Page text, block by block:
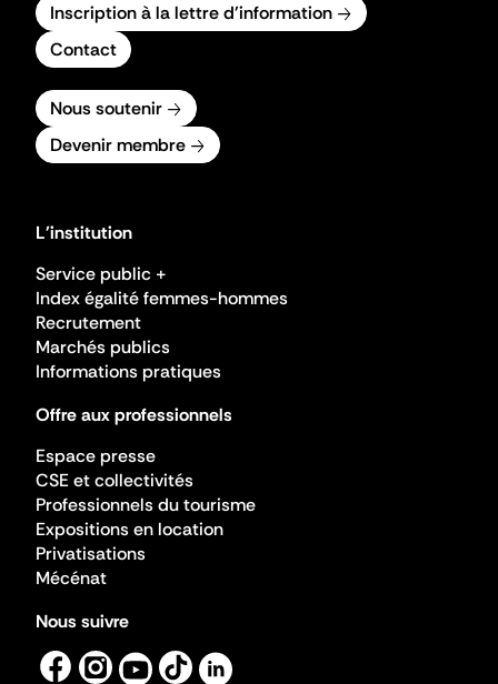
Inscription à la lettre d'information
Contact
Nous soutenir
Devenir membre
L'institution
Service public +
Index égalité femmes-hommes
Recrutement
Marchés publics
Informations pratiques
Offre aux professionnels
Espace presse
CSE et collectivités
Professionnels du tourisme
Expositions en location
Privatisations
Mécénat
Nous suivre